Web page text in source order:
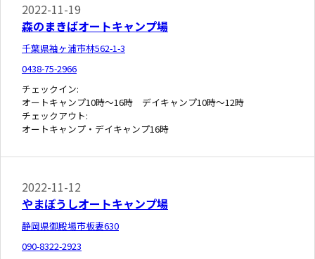
2022-11-19
森のまきばオートキャンプ場
千葉県袖ヶ浦市林562-1-3
0438-75-2966
チェックイン:
オートキャンプ10時～16時 デイキャンプ10時～12時
チェックアウト:
オートキャンプ・デイキャンプ16時
2022-11-12
やまぼうしオートキャンプ場
静岡県御殿場市板妻630
090-8322-2923